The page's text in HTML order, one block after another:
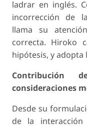
ladrar en inglés.
incorrección de
llama su
correcta. Hiroko
hipótesis, y
Contribución
consideraciones
Desde su
de la